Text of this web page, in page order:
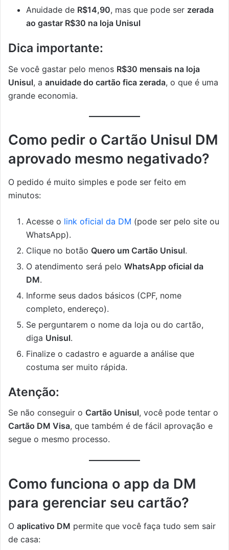
Anuidade de R$14,90, mas que pode ser zerada
ao gastar R$30 na loja Unisul
Dica importante:
Se você gastar pelo menos R$30 mensais na loja
Unisul, a anuidade do cartão fica zerada, o que é uma
grande economia.
Como pedir o Cartão Unisul DM
aprovado mesmo negativado?
O pedido é muito simples e pode ser feito em
minutos:
Acesse o link oficial da DM (pode ser pelo site ou
WhatsApp).
Clique no botão Quero um Cartão Unisul.
O atendimento será pelo WhatsApp oficial da
DM.
Informe seus dados básicos (CPF, nome
completo, endereço).
Se perguntarem o nome da loja ou do cartão,
diga Unisul.
Finalize o cadastro e aguarde a análise que
costuma ser muito rápida.
Atenção:
Se não conseguir o Cartão Unisul, você pode tentar o
Cartão DM Visa, que também é de fácil aprovação e
segue o mesmo processo.
Como funciona o app da DM
para gerenciar seu cartão?
O aplicativo DM permite que você faça tudo sem sair
de casa: